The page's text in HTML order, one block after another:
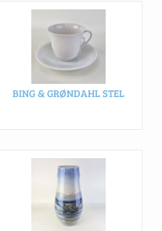
BING & GRØNDAHL STEL